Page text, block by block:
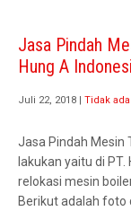
Jasa Pindah
Hung A
Juli 22, 2018 Tidak
Jasa Pindah Mesin
lakukan yaitu di
relokasi mesin
Berikut adalah